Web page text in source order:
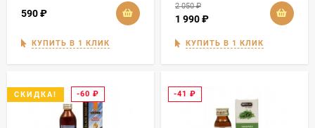
590₽
КУПИТЬ В 1 КЛИК
2 050₽
1 990₽
КУПИТЬ В 1 КЛИК
СКИДКА! -60 ₽ -41 ₽